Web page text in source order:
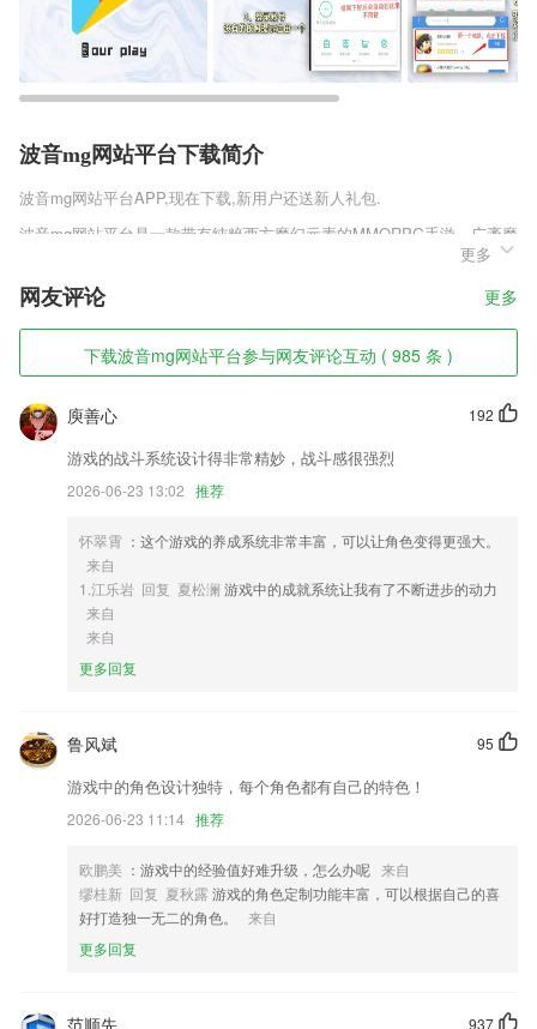
波音mg网站平台下载简介
波音mg网站平台APP,现在下载,新用户还送新人礼包.
波音mg网站平台是一款带有纯粹西方魔幻元素的MMORPG手游，广袤魔
幻大世界，3D视角，2K高清的游戏画面和一流的史诗剧情，引入了即时
动态战斗系统，真正将MMO端游的副本开荒体验转移至手机屏幕上，目
前已有超过20种真正意义上的Raid团队副本。
波音mg网站平台软件特色
1,【工作报告】
2,【高考动态】报考指南、自主招生、综合评价、学考录取，随时更新各
大学招生情况。
3,利用互联网的优势，让你接单更加方便轻松；
5,使用这款软件操作没有太多的难度，里面的按键也标注的特别清晰。
6,畅享手机便捷服务提供在店点餐、外卖送餐等多种智能服务!
波音mg网站平台软件优势
1.还能更好的帮你分析分数来找到相对应的学校，给你提供了更多的选
2.锻炼宝宝大脑的空间抽象思维，锻炼宝宝手、眼、大脑的协调能力，激
发和促进孩子对色彩的理解和运用2
3.米络星课堂互动直播系统，采用实时音视频技术为学校与教育机构提供
优质的课堂体验。
5.让用户来收集古文名言，提高你的文言文储备量，学习文言文更轻松。
6.帮助你清晰提示说需要加强练习的地方，孩子的练习情况也可以在软件
上面了如指掌
改善港澳台用户购票体验
更多
网友评论 更多
下载波音mg网站平台参与网友评论互动 ( 985 条 )
192
庾善心
游戏的战斗系统设计得非常精妙，战斗感很强烈
2026-06-23 13:02 推荐
怀翠霄 ：这个游戏的养成系统非常丰富，可以让角色变得更强大。
来自
1.江乐岩 回复 夏松澜 游戏中的成就系统让我有了不断进步的动力
来自
来自
更多回复
95
鲁风斌
游戏中的角色设计独特，每个角色都有自己的特色！
2026-06-23 11:14 推荐
欧鹏美 ：游戏中的经验值好难升级，怎么办呢 来自
缪桂新 回复 夏秋露游戏的角色定制功能丰富，可以根据自己的喜
好打造独一无二的角色。
来自
更多回复
937
范顺先